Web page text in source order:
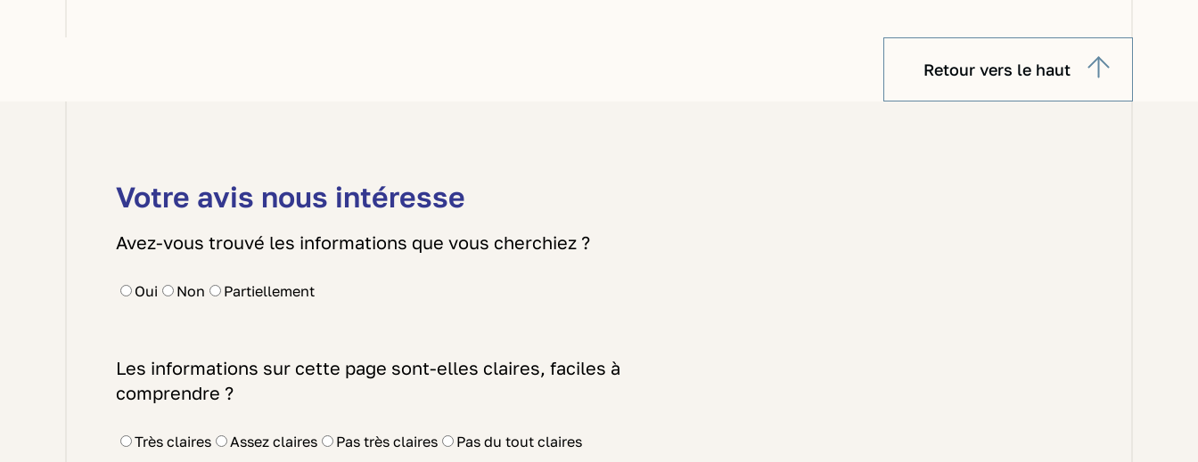
Retour vers le haut
Votre avis nous intéresse
Avez-vous trouvé les informations que vous cherchiez ?
Oui Non Partiellement
Les informations sur cette page sont-elles claires, faciles à
comprendre ?
Très claires Assez claires Pas très claires Pas du tout claires